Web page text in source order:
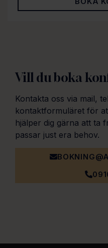
Vill du boka
Kontakta oss via mail,
kontaktformuläret för
hjälper dig gärna att ta
passar just era behov.